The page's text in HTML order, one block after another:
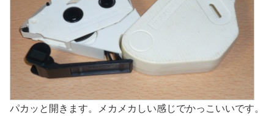
パカッと開きます。メカメカしい感じでかっこいいです。